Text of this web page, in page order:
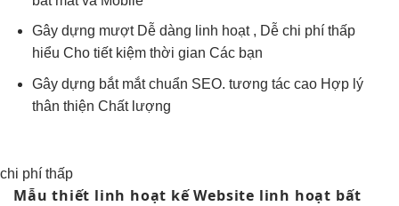
Gây dựng mượtDễ dàng linh hoạt, Dễ chi phí thấp
hiểu Cho tiết kiệm thời gian Các bạn
Gây dựng bắt mắtchuẩn SEO. tương tác caoHợp lý
thân thiện Chất lượng
chi phí thấp
Mẫu thiết linh hoạt kế Website linh hoạt bất